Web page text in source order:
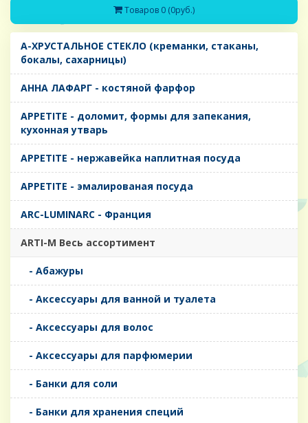
Товаров 0 (0руб.)
A-ХРУСТАЛЬНОЕ СТЕКЛО (креманки, стаканы,
бокалы, сахарницы)
AHHA ЛАФАРГ - костяной фарфор
APPETITE - доломит, формы для запекания,
кухонная утварь
APPETITE - нержавейка наплитная посуда
APPETITE - эмалированая посуда
ARC-LUMINARC - Франция
ARTI-M Весь ассортимент
- Абажуры
- Аксессуары для ванной и туалета
- Аксессуары для волос
- Аксессуары для парфюмерии
- Банки для соли
- Банки для хранения специй